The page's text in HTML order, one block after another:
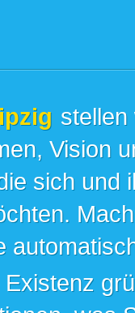
Vision
sich und